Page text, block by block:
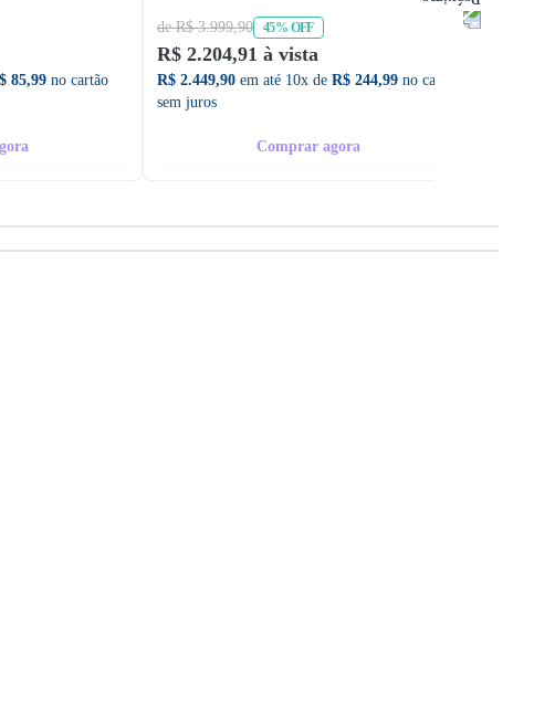
85,99 no cartão
de R$ 3.999,90 45% OFF
R$ 2.204,91 à vista
R$ 2.449,90 em até 10x de R$ 244,99 no cartão
sem juros
Comprar agora